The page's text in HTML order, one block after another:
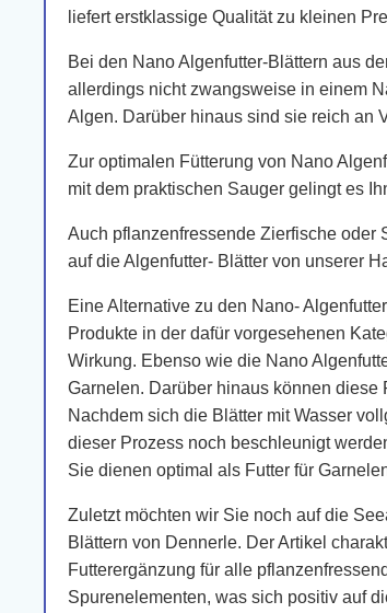
liefert erstklassige Qualität zu kleinen
Bei den Nano Algenfutter-Blättern aus
allerdings nicht zwangsweise in einem
Algen. Darüber hinaus sind sie reich an
Zur optimalen Fütterung von Nano
mit dem praktischen Sauger gelingt es
Auch pflanzenfressende Zierfische oder
auf die Algenfutter- Blätter von unserer
Eine Alternative zu den Nano-
Produkte in der dafür vorgesehenen
Wirkung. Ebenso wie die Nano
Garnelen. Darüber hinaus können diese
Nachdem sich die Blätter mit Wasser
dieser Prozess noch beschleunigt
Sie dienen optimal als Futter für
Zuletzt möchten wir Sie noch auf die
Blättern von Dennerle. Der Artikel
Futterergänzung für alle
Spurenelementen, was sich positiv auf